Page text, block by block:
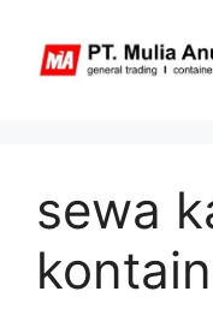
content
sewa